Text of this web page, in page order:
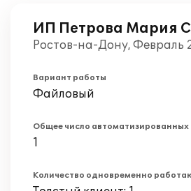
ИП Петрова Мария
Ростов-на-Дону, Февраль
Вариант работы
Файловый
Общее число автоматизированных
1
Количество одновременно